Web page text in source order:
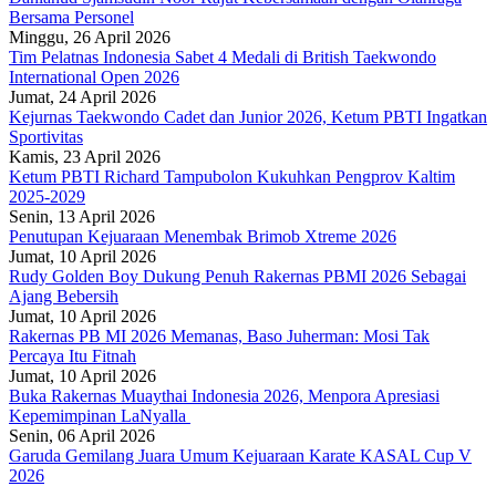
Bersama Personel
Minggu, 26 April 2026
Tim Pelatnas Indonesia Sabet 4 Medali di British Taekwondo
International Open 2026
Jumat, 24 April 2026
Kejurnas Taekwondo Cadet dan Junior 2026, Ketum PBTI Ingatkan
Sportivitas
Kamis, 23 April 2026
Ketum PBTI Richard Tampubolon Kukuhkan Pengprov Kaltim
2025-2029
Senin, 13 April 2026
Penutupan Kejuaraan Menembak Brimob Xtreme 2026
Jumat, 10 April 2026
Rudy Golden Boy Dukung Penuh Rakernas PBMI 2026 Sebagai
Ajang Bebersih
Jumat, 10 April 2026
Rakernas PB MI 2026 Memanas, Baso Juherman: Mosi Tak
Percaya Itu Fitnah
Jumat, 10 April 2026
Buka Rakernas Muaythai Indonesia 2026, Menpora Apresiasi
Kepemimpinan LaNyalla
Senin, 06 April 2026
Garuda Gemilang Juara Umum Kejuaraan Karate KASAL Cup V
2026